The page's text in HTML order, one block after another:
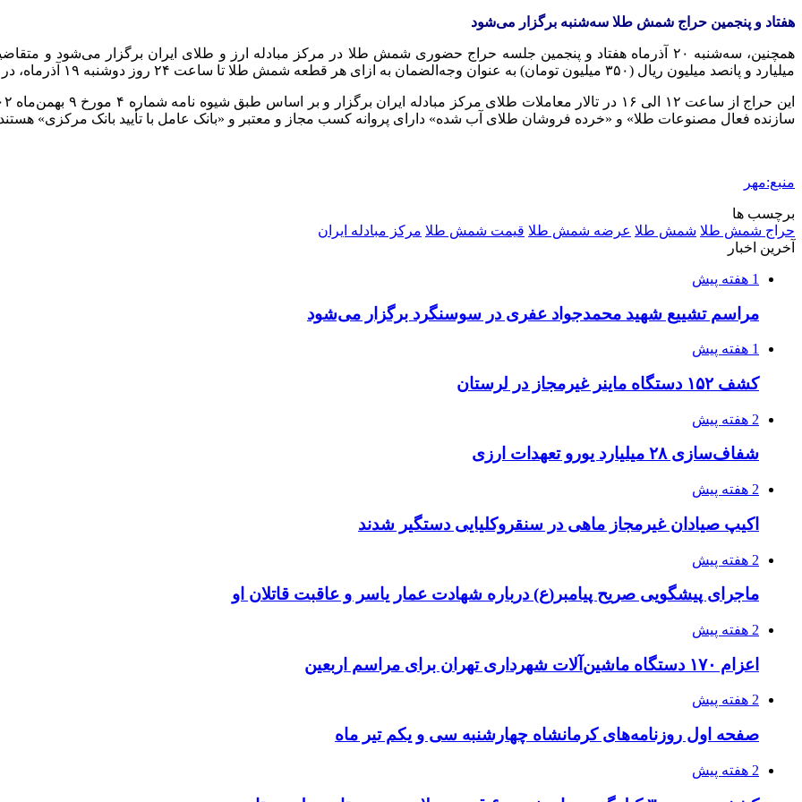
هفتاد و پنجمین حراج شمش طلا سه‌شنبه برگزار می‌شود
همچنین، سه‌شنبه ۲۰ آذرماه هفتاد و پنجمین جلسه حراج حضوری شمش طلا در مرکز مبادله ارز و طلای ایران برگزار می‌شود
میلیارد و پانصد میلیون ریال (۳۵۰ میلیون تومان) به عنوان وجه‌الضمان به ازای هر قطعه شمش طلا تا ساعت ۲۴ روز دوشنبه ۱۹ آذرماه، در هفتاد و پنجمین حراج این مرکز شرکت کنند.
سازنده فعال مصنوعات طلا» و «خرده فروشان طلای آب شده» دارای پروانه کسب مجاز و معتبر و «بانک عامل با تأیید بانک مرکزی»
منبع:مهر
برچسب ها
حراج شمش طلا شمش طلا عرضه شمش طلا قیمت شمش طلا مرکز مبادله ایران
آخرین اخبار
1 هفته پیش
مراسم تشییع شهید محمدجواد عفری در سوسنگرد برگزار می‌شود
1 هفته پیش
کشف ۱۵۲ دستگاه ماینر غیرمجاز در لرستان
2 هفته پیش
شفاف‌سازی ۲۸ میلیارد یورو تعهدات ارزی
2 هفته پیش
اکیپ صیادان غیرمجاز ماهی در سنقروکلیایی دستگیر شدند
2 هفته پیش
ماجرای پیشگویی صریح پیامبر(ع) درباره شهادت عمار یاسر و عاقبت قاتلان او
2 هفته پیش
اعزام ۱۷۰ دستگاه ماشین‌آلات شهرداری تهران برای مراسم اربعین
2 هفته پیش
صفحه اول روزنامه‌های کرمانشاه چهارشنبه سی و یکم تیر ماه
2 هفته پیش